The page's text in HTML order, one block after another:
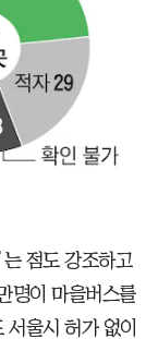
점도 강조하고
명이 마을버스를
울시 허가 없이